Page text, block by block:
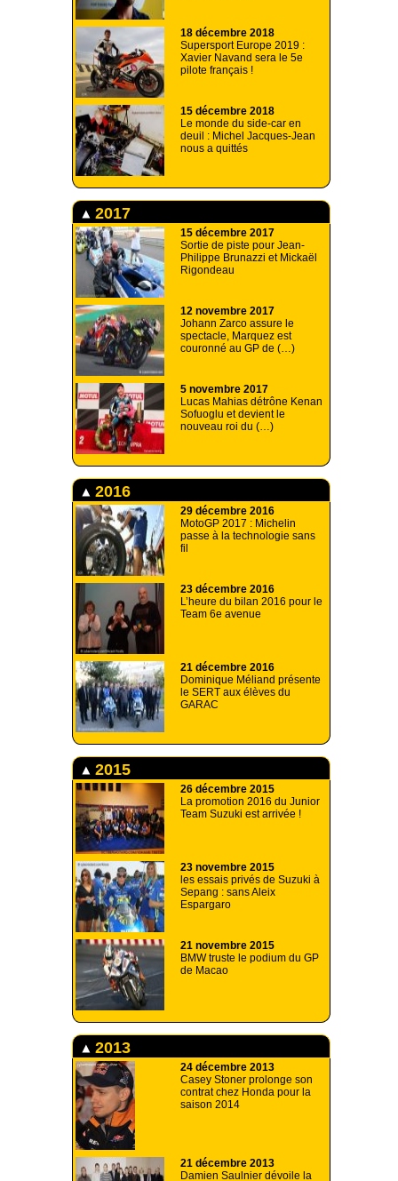
18 décembre 2018
Supersport Europe 2019 :
Xavier Navand sera le 5e
pilote français !
15 décembre 2018
Le monde du side-car en
deuil : Michel Jacques-Jean
nous a quittés
2017
15 décembre 2017
Sortie de piste pour Jean-
Philippe Brunazzi et Mickaël
Rigondeau
12 novembre 2017
Johann Zarco assure le
spectacle, Marquez est
couronné au GP de (…)
5 novembre 2017
Lucas Mahias détrône Kenan
Sofuoglu et devient le
nouveau roi du (…)
2016
29 décembre 2016
MotoGP 2017 : Michelin
passe à la technologie sans
fil
23 décembre 2016
L’heure du bilan 2016 pour le
Team 6e avenue
21 décembre 2016
Dominique Méliand présente
le SERT aux élèves du
GARAC
2015
26 décembre 2015
La promotion 2016 du Junior
Team Suzuki est arrivée !
23 novembre 2015
les essais privés de Suzuki à
Sepang : sans Aleix
Espargaro
21 novembre 2015
BMW truste le podium du GP
de Macao
2013
24 décembre 2013
Casey Stoner prolonge son
contrat chez Honda pour la
saison 2014
21 décembre 2013
Damien Saulnier dévoile la